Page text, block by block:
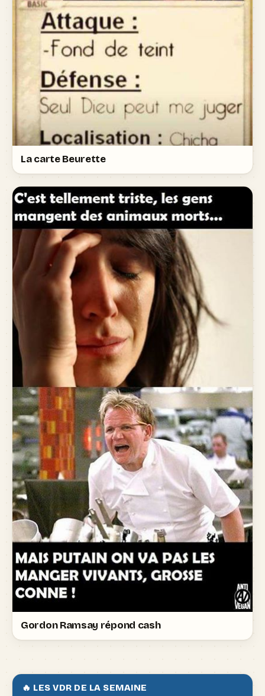
La carte Beurette
Gordon Ramsay répond cash
🔥 LES VDR DE LA SEMAINE